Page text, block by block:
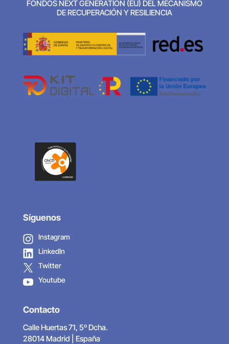
FONDOS NEXT GENERATION (EU) DEL MECANISMO
DE RECUPERACIÓN Y RESILIENCIA
Síguenos
Instagram
LinkedIn
Twitter
Youtube
Contacto
Calle Huertas 71, 5º Dcha.
28014 Madrid | España